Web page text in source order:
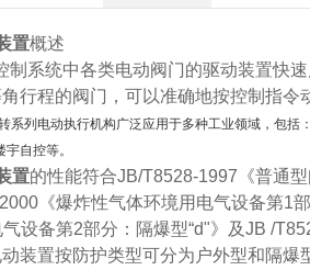
置概述
制系统中各类电动阀门的驱动装置快
行程的阀门，可以准确地按控制指令
系列电动执行机构广泛应用于多种工业领域，包括
自控等。
置的性能符合JB/T8528-1997《普通型
《爆炸性气体环境用电气设备第1
设备第2部分：隔爆型“d"》及JB /
装置按防护类型可分为户外型和隔爆